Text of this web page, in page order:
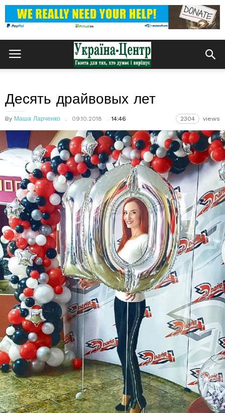
Десять драйвовых лет
By Маша Ларченко 09.10.2018 14:46 2304 views